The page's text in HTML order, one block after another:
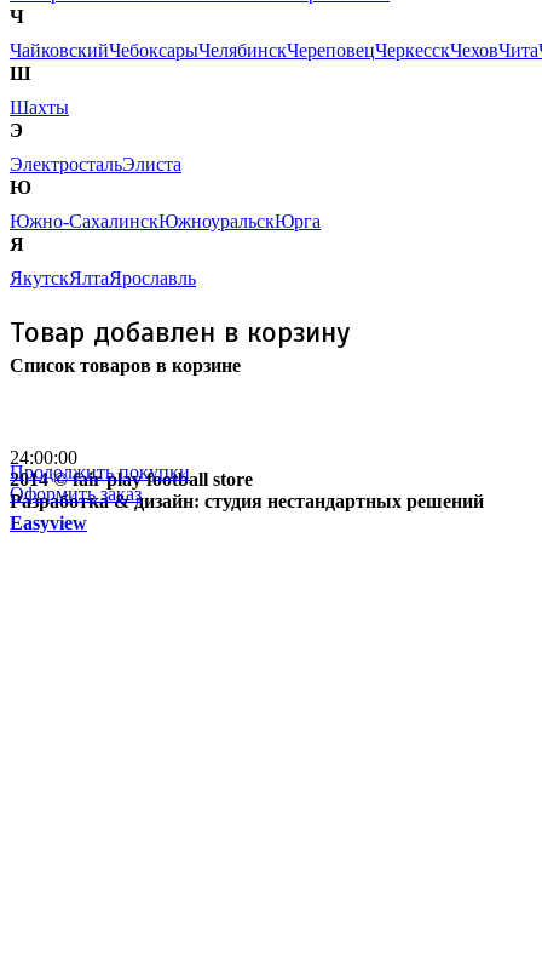
Ч
ЧайковскийЧебоксарыЧелябинскЧереповецЧеркесскЧеховЧита
Ш
Шахты
Э
ЭлектростальЭлиста
Ю
Южно-СахалинскЮжноуральскЮрга
Я
ЯкутскЯлтаЯрославль
Товар добавлен в корзину
Список товаров в корзине
Продолжить покупки
Оформить заказ
24:00:00
2014 © fair play football store
Разработка & дизайн: студия нестандартных решений
Easyview